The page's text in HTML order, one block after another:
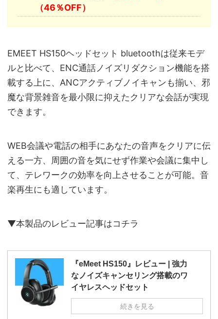
（46％OFF）
EMEET HS150ヘッドセット bluetoothは従来モデ
ルと比べて、ENC通話ノイズリダクション機能を搭
載する上に、ANCアクティブノイキャンも揃い、邪
魔な背景雑音を最小限に抑えたクリアな会話が実現
できます。
WEB会議や電話の相手にあなたの音声をクリアに伝
える一方、周囲の音を気にせず作業や会議に集中し
て、テレワークの効率を向上させることが可能。音
楽再生にも適しています。
▼本製品のレビュー記事はコチラ
『eMeet HS150』レビュー | 強力
なノイズキャンセリング搭載のワ
イヤレスヘッドセット
続きを見る